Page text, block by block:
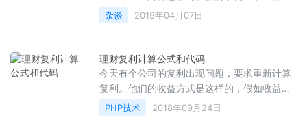
给大家带来更好的体验……
杂谈 2019年04月07日
理财复利计算公式和代码
今天有个公司的复利出现问题，要求重新计算
复利。他们的收益方式是这样的，假如收益是
0.8% &nbsp; &nbsp; 1...
PHP技术 2018年09月24日